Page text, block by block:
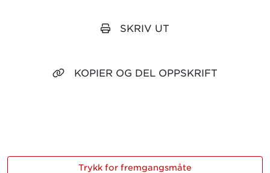
SKRIV UT
KOPIER OG DEL OPPSKRIFT
Trykk for fremgangsmåte